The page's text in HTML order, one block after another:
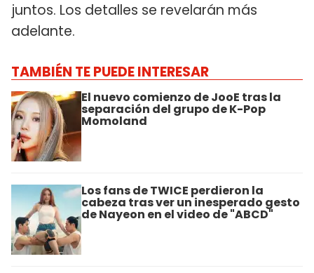
juntos. Los detalles se revelarán más
adelante.
TAMBIÉN TE PUEDE INTERESAR
El nuevo comienzo de JooE tras la
separación del grupo de K-Pop
Momoland
Los fans de TWICE perdieron la
cabeza tras ver un inesperado gesto
de Nayeon en el video de "ABCD"